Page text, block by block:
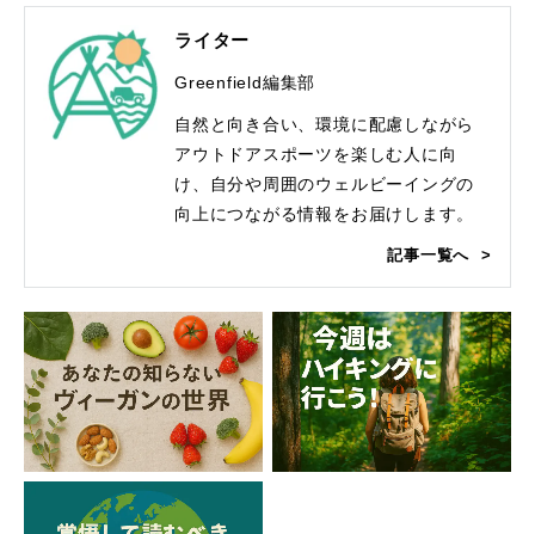
ライター
Greenfield編集部
自然と向き合い、環境に配慮しながら
アウトドアスポーツを楽しむ人に向
け、自分や周囲のウェルビーイングの
向上につながる情報をお届けします。
記事一覧へ